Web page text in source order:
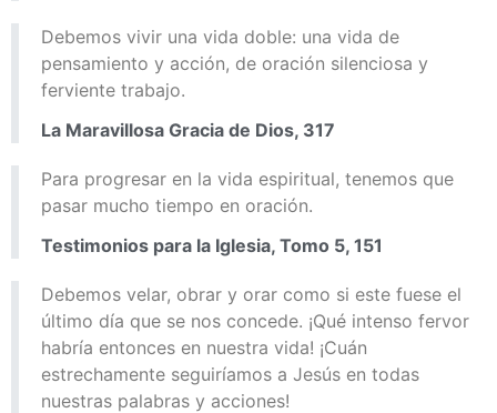
Debemos vivir una vida doble: una vida de
pensamiento y acción, de oración silenciosa y
ferviente trabajo.
La Maravillosa Gracia de Dios, 317
Para progresar en la vida espiritual, tenemos que
pasar mucho tiempo en oración.
Testimonios para la Iglesia, Tomo 5, 151
Debemos velar, obrar y orar como si este fuese el
último día que se nos concede. ¡Qué intenso fervor
habría entonces en nuestra vida! ¡Cuán
estrechamente seguiríamos a Jesús en todas
nuestras palabras y acciones!